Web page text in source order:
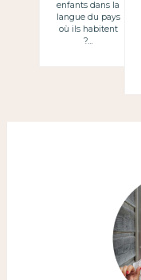
(no) Hablar a
los hijos en
la LENGUA DEL
enfants dans la
langue du pays
où ils habitent
?…